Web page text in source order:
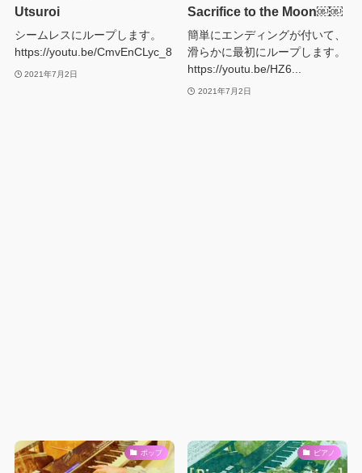
Utsuroi
シームレスにループします。
https://youtu.be/CmvEnCLyc_8
2021年7月2日
Sacrifice to the Moon￼￼
簡単にエンディングが付いて、
滑らかに最初にループします。
https://youtu.be/HZ6...
2021年7月2日
ポップ ピアノ